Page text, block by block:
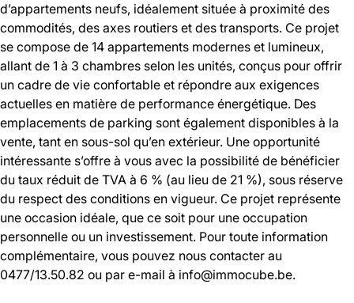
d’appartements neufs, idéalement située à proximité des
commodités, des axes routiers et des transports. Ce projet
se compose de 14 appartements modernes et lumineux,
allant de 1 à 3 chambres selon les unités, conçus pour offrir
un cadre de vie confortable et répondre aux exigences
actuelles en matière de performance énergétique. Des
emplacements de parking sont également disponibles à la
vente, tant en sous-sol qu’en extérieur. Une opportunité
intéressante s’offre à vous avec la possibilité de bénéficier
du taux réduit de TVA à 6 % (au lieu de 21 %), sous réserve
du respect des conditions en vigueur. Ce projet représente
une occasion idéale, que ce soit pour une occupation
personnelle ou un investissement. Pour toute information
complémentaire, vous pouvez nous contacter au
0477/13.50.82 ou par e-mail à info@immocube.be.